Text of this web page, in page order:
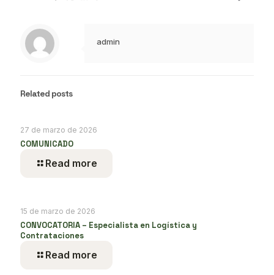
admin
Related posts
27 de marzo de 2026
COMUNICADO
Read more
15 de marzo de 2026
CONVOCATORIA – Especialista en Logística y
Contrataciones
Read more